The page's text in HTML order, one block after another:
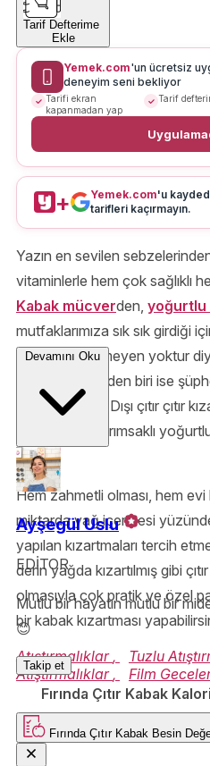
Tarif Defterime
Ekle
Yemek.com'un ücretsiz
deneyim seni bekliyor
Tarifi ekran
kapanmadan yap
Tarif
+ Yemek.com'u
tarifleri kaçırmayın.
Yazın en sevilen
vitaminlerle hem çok sağlıklı
Kabak mücverden, yoğurtlu
mutfaklarımıza sık sık girdiği
yemeğini sevmeyen yoktur
yakıştığı yerlerden biri ise
kızartmalarıdır. Dışı çıtır
gibi pişerek, sarımsaklı
sağlar.
Hem zahmetli olması, hem
miktarda yağ içermesi
yapılan kızartmaları tercih
derin yağda kızartılmış gibi
olmasıyla çok pratik ve özel
bir kabak kızartması
Atıştırmalıklar, Tuzlu
Atıştırmalıklar, Film
Devamını Oku
Ayşegül Uslu
EDİTOR
Mutlu bir hayatın mutlu bir
😊
Takip et
Fırında Çıtır Kabak
Fırında Çıtır Kabak